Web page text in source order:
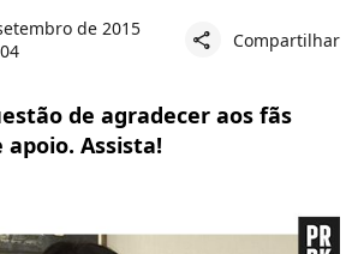
de 2015
share Compartilhar
de agradecer aos fãs
apoio. Assista!